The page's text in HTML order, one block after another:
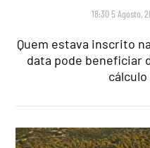
18:30 5 Agosto,
Quem estava inscrito
data pode beneficiar